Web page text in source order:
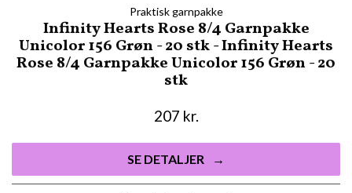
Praktisk garnpakke
Infinity Hearts Rose 8/4 Garnpakke
Unicolor 156 Grøn - 20 stk - Infinity Hearts
Rose 8/4 Garnpakke Unicolor 156 Grøn - 20
stk
207 kr.
SE DETALJER